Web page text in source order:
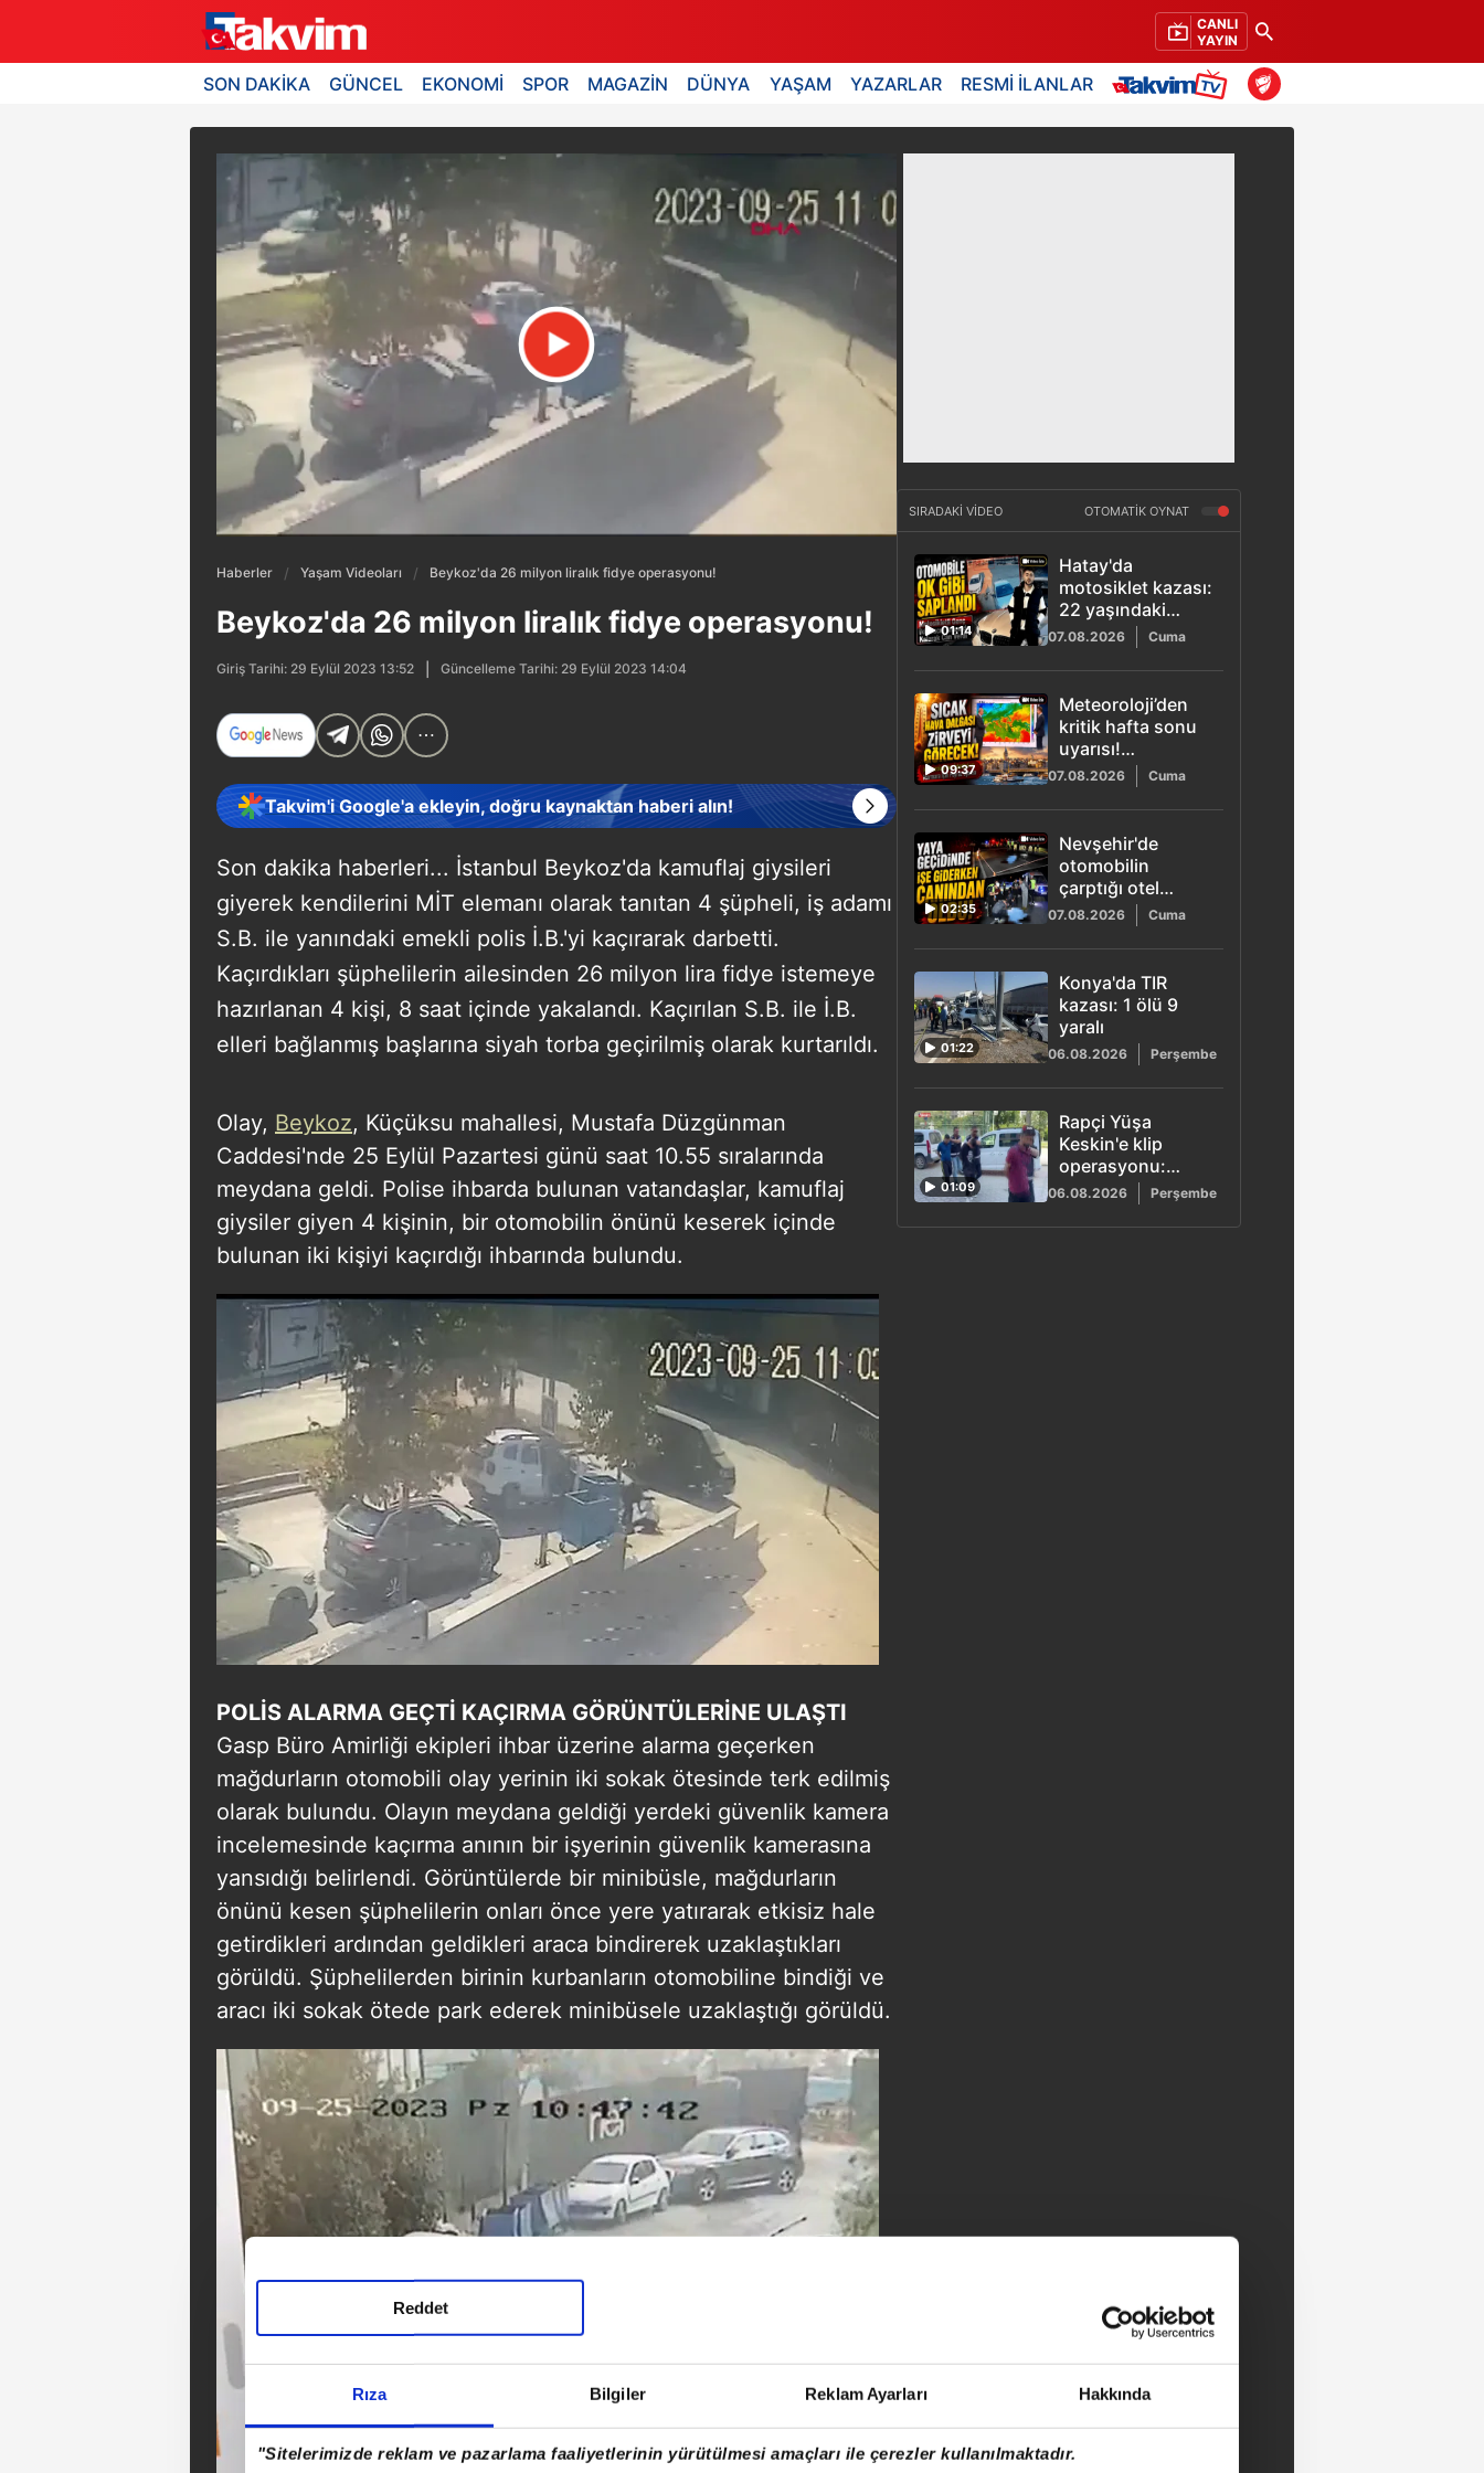
Rıza Bilgiler Reklam Ayarları Hakkında
"Sitelerimizde reklam ve pazarlama faaliyetlerinin yürütülmesi amaçları ile çerezler kullanılmaktadır.
Reddet
CANLI
YAYIN
SON DAKİKA GÜNCEL EKONOMİ SPOR MAGAZİN DÜNYA YAŞAM YAZARLAR RESMİ İLANLAR
Haberler Yaşam Videoları Beykoz'da 26 milyon liralık fidye operasyonu!
Beykoz'da 26 milyon liralık fidye operasyonu!
Giriş Tarihi: 29 Eylül 2023 13:52 Güncelleme Tarihi: 29 Eylül 2023 14:04
Takvim'i Google'a ekleyin, doğru kaynaktan haberi alın!
Son dakika haberleri... İstanbul Beykoz'da kamuflaj giysileri
giyerek kendilerini MİT elemanı olarak tanıtan 4 şüpheli, iş adamı
S.B. ile yanındaki emekli polis İ.B.'yi kaçırarak darbetti.
Kaçırdıkları şüphelilerin ailesinden 26 milyon lira fidye istemeye
hazırlanan 4 kişi, 8 saat içinde yakalandı. Kaçırılan S.B. ile İ.B.
elleri bağlanmış başlarına siyah torba geçirilmiş olarak kurtarıldı.
Olay, Beykoz, Küçüksu mahallesi, Mustafa Düzgünman
Caddesi'nde 25 Eylül Pazartesi günü saat 10.55 sıralarında
meydana geldi. Polise ihbarda bulunan vatandaşlar, kamuflaj
giysiler giyen 4 kişinin, bir otomobilin önünü keserek içinde
bulunan iki kişiyi kaçırdığı ihbarında bulundu.
POLİS ALARMA GEÇTİ KAÇIRMA GÖRÜNTÜLERİNE ULAŞTI
Gasp Büro Amirliği ekipleri ihbar üzerine alarma geçerken
mağdurların otomobili olay yerinin iki sokak ötesinde terk edilmiş
olarak bulundu. Olayın meydana geldiği yerdeki güvenlik kamera
incelemesinde kaçırma anının bir işyerinin güvenlik kamerasına
yansıdığı belirlendi. Görüntülerde bir minibüsle, mağdurların
önünü kesen şüphelilerin onları önce yere yatırarak etkisiz hale
getirdikleri ardından geldikleri araca bindirerek uzaklaştıkları
görüldü. Şüphelilerden birinin kurbanların otomobiline bindiği ve
aracı iki sokak ötede park ederek minibüsele uzaklaştığı görüldü.
SIRADAKİ VİDEO OTOMATİK OYNAT
01:14
Hatay'da
motosiklet kazası:
22 yaşındaki
Osman Yamaner
hayatını kaybetti
07.08.2026 Cuma
09:37
Meteoroloji’den
kritik hafta sonu
uyarısı!
Marmara'ya yağış
ve poyraz geliyor
07.08.2026 Cuma
02:35
Nevşehir'de
otomobilin
çarptığı otel
çalışanı Tansu
Kaya hayatını
kaybetti: O anlar
kamerada
07.08.2026 Cuma
01:22
Konya'da TIR
kazası: 1 ölü 9
yaralı
06.08.2026 Perşembe
01:09
Rapçi Yüşa
Keskin'e klip
operasyonu:
Tüfekle poz veren
4 şüpheli adliyeye
sevk edildi
06.08.2026 Perşembe